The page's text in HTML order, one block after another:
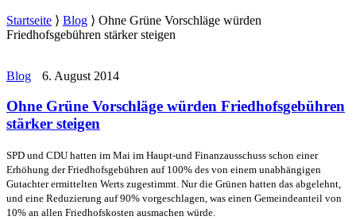
Startseite ⟩ Blog ⟩ Ohne Grüne Vorschläge würden
Friedhofsgebühren stärker steigen
Blog 6. August 2014
Ohne Grüne Vorschläge würden Friedhofsgebühren
stärker steigen
SPD und CDU hatten im Mai im Haupt-und Finanzausschuss schon einer
Erhöhung der Friedhofsgebühren auf 100% des von einem unabhängigen
Gutachter ermittelten Werts zugestimmt. Nur die Grünen hatten das abgelehnt,
und eine Reduzierung auf 90% vorgeschlagen, was einen Gemeindeanteil von
10% an allen Friedhofskosten ausmachen würde.